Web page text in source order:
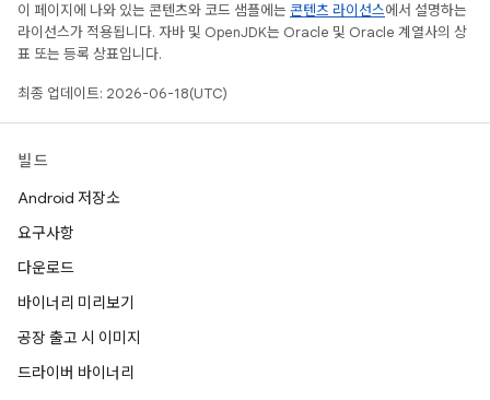
이 페이지에 나와 있는 콘텐츠와 코드 샘플에는 콘텐츠 라이선스에서 설명하는
라이선스가 적용됩니다. 자바 및 OpenJDK는 Oracle 및 Oracle 계열사의 상
표 또는 등록 상표입니다.
최종 업데이트: 2026-06-18(UTC)
빌드
Android 저장소
요구사항
다운로드
바이너리 미리보기
공장 출고 시 이미지
드라이버 바이너리